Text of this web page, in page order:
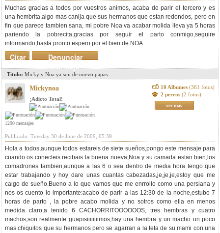
Muchas gracias a todos por vuestros animos, acaba de parir el tercero y es
una hembrita,algo mas canija que sus hermanos que estan redondos, pero en
fin que parece tambien sana, mi pobre Noa va acabar molida lleva ya 5 horas
pariendo la pobrecita,gracias por seguir el parto conmigo,seguire
informando,hasta pronto espero por el bien de NOA......
Denunciar
mensaje
Citar
Titulo: Micky y Noa ya son de nuevo papas..
Mickynoa
¡Adicto Total!
1290 mensajes
10 Albumes (361 fotos)
2 perros (2 fotos)
ver mas
Publicado: Tuesday 30 de June de 2009, 05:39
Hola a todos,aunque todos estareis de siete sueños,pongo este mensaje para
cuando os conecteis recibais la buena nueva,Noa y su camada estan bien,los
comadrones tambien,aunque a las 6 o sea dentro de media hora tengo que
estar trabajando y hoy dare unas cuantas cabezadas,je,je,je,estoy que me
caigo de sueño.Bueno a lo que vamos que me enrrollo como una persiana y
nos os cuento lo importante:acabo de parir a las 12:30 de la noche,estubo 7
horas de parto , la pobre acabo molida y no sotros como ella en menos
medida claro,a tenido 6 CACHORRITOOOOOOS, tres hembras y cuatro
machos,son realmente guapisiiiiiiiimos,hay una hembra y un macho un poco
mas chiquitos que su hermanos pero se agarran a la teta de su mami con una